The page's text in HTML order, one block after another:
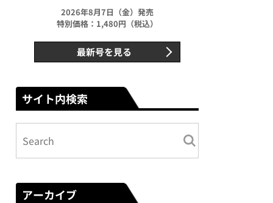
2026年8月7日（金）発売
特別価格：1,480円（税込）
最新号を見る
サイト内検索
アーカイブ